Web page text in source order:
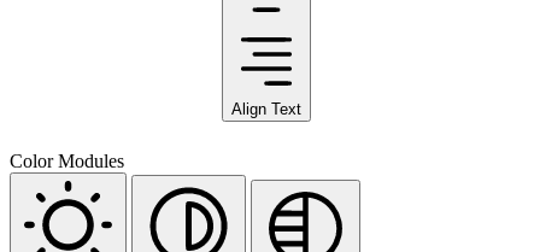
Align Text
Color Modules